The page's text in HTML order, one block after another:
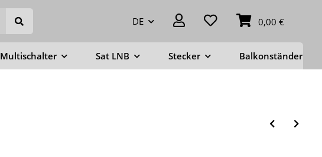
DE 0,00 €
Multischalter Sat LNB Stecker Balkonständer